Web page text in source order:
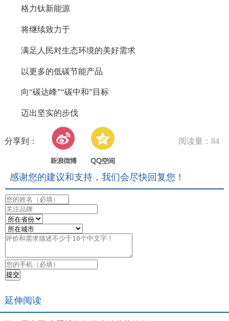
格力钛新能源
将继续致力于
满足人民对生态环境的美好需求
以更多的低碳节能产品
向“碳达峰”“碳中和”目标
迈出坚实的步伐
分享到： 阅读量：84
感谢您的建议和支持，我们会尽快回复您！
延伸阅读